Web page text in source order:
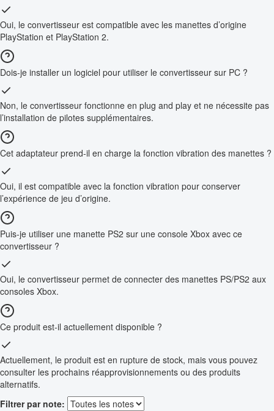
Oui, le convertisseur est compatible avec les manettes d’origine
PlayStation et PlayStation 2.
Dois-je installer un logiciel pour utiliser le convertisseur sur PC ?
Non, le convertisseur fonctionne en plug and play et ne nécessite pas
l’installation de pilotes supplémentaires.
Cet adaptateur prend-il en charge la fonction vibration des manettes ?
Oui, il est compatible avec la fonction vibration pour conserver
l’expérience de jeu d’origine.
Puis-je utiliser une manette PS2 sur une console Xbox avec ce
convertisseur ?
Oui, le convertisseur permet de connecter des manettes PS/PS2 aux
consoles Xbox.
Ce produit est-il actuellement disponible ?
Actuellement, le produit est en rupture de stock, mais vous pouvez
consulter les prochains réapprovisionnements ou des produits
alternatifs.
Filtrer par note: